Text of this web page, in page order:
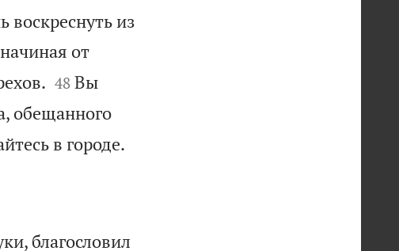
воскреснуть из
от

48 Вы
обещанного
в городе.
благословил